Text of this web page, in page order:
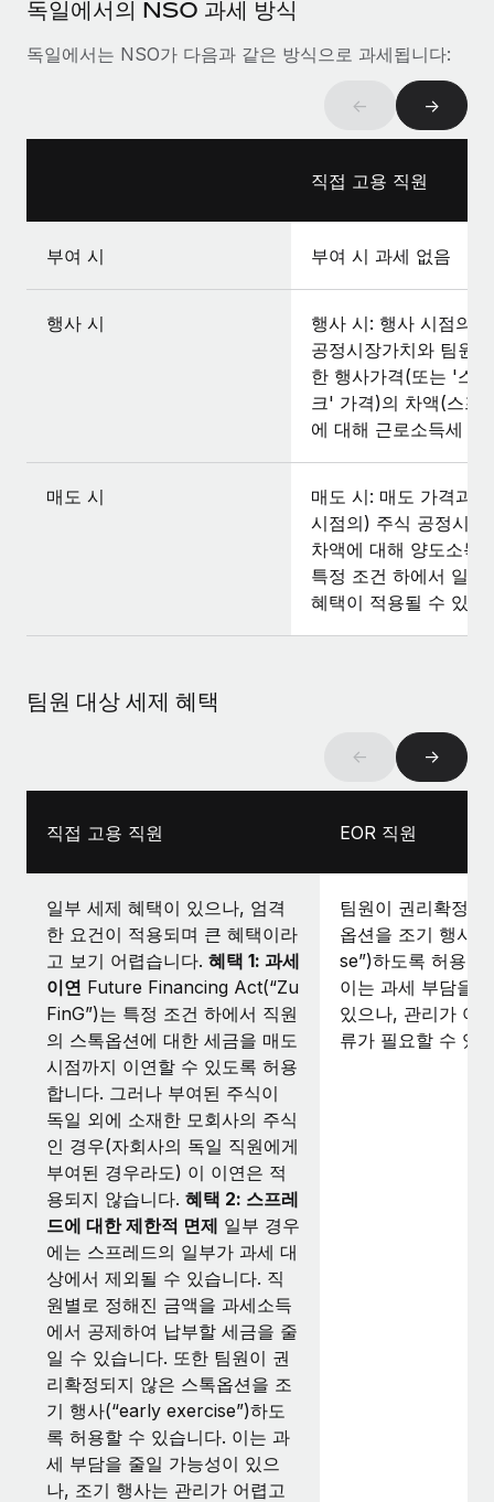
독일에서의 NSO 과세 방식
독일에서는 NSO가 다음과 같은 방식으로 과세됩니다:
← →
직접 고용 직원
부여 시 부여 시 과세 없음
행사 시
행사 시: 행사 시점의
공정시장가치와 팀원
한 행사가격(또는 '스
크' 가격)의 차액(스프
에 대해 근로소득세 부
매도 시
매도 시: 매도 가격과 (
시점의) 주식 공정시장
차액에 대해 양도소득
특정 조건 하에서 일부
혜택이 적용될 수 있음.
팀원 대상 세제 혜택
← →
직접 고용 직원 EOR 직원
일부 세제 혜택이 있으나, 엄격
한 요건이 적용되며 큰 혜택이라
고 보기 어렵습니다. 혜택 1: 과세
이연 Future Financing Act(“Zu
FinG”)는 특정 조건 하에서 직원
의 스톡옵션에 대한 세금을 매도
시점까지 이연할 수 있도록 허용
합니다. 그러나 부여된 주식이
독일 외에 소재한 모회사의 주식
인 경우(자회사의 독일 직원에게
부여된 경우라도) 이 이연은 적
용되지 않습니다. 혜택 2: 스프레
드에 대한 제한적 면제 일부 경우
에는 스프레드의 일부가 과세 대
상에서 제외될 수 있습니다. 직
원별로 정해진 금액을 과세소득
에서 공제하여 납부할 세금을 줄
일 수 있습니다. 또한 팀원이 권
리확정되지 않은 스톡옵션을 조
기 행사(“early exercise”)하도
록 허용할 수 있습니다. 이는 과
세 부담을 줄일 가능성이 있으
나, 조기 행사는 관리가 어렵고
팀원이 권리확정되
옵션을 조기 행사
se”)하도록 허용할
이는 과세 부담을
있으나, 관리가 어
류가 필요할 수 있